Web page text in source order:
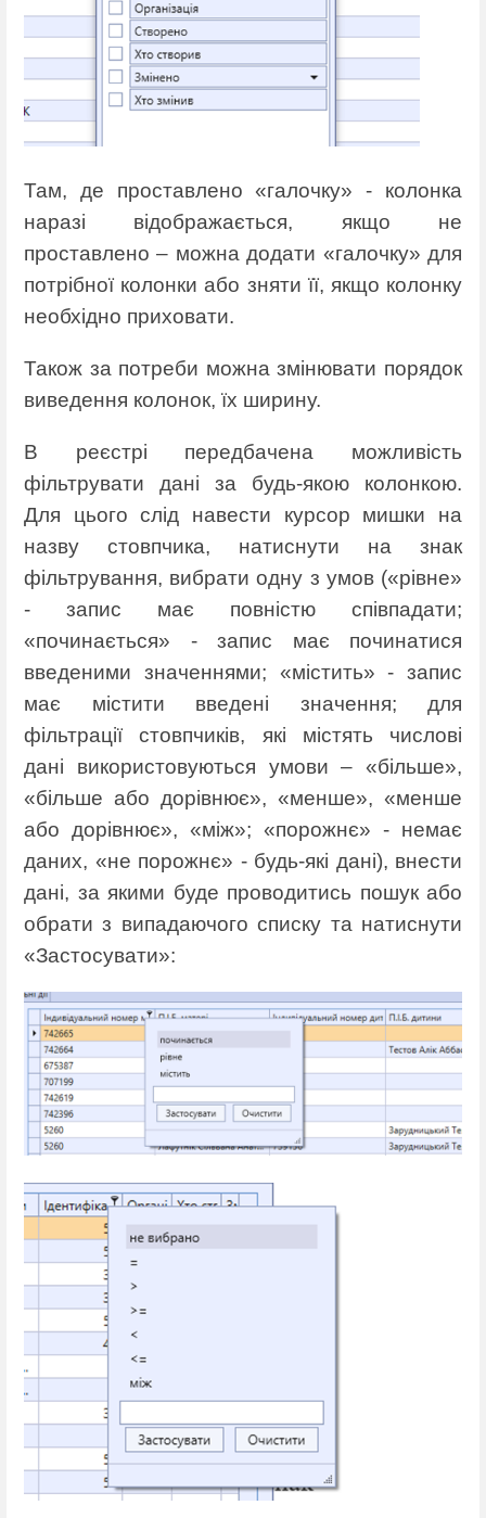
Там, де проставлено «галочку» - колонка
наразі відображається, якщо не
проставлено – можна додати «галочку» для
потрібної колонки або зняти її, якщо колонку
необхідно приховати.
Також за потреби можна змінювати порядок
виведення колонок, їх ширину.
В реєстрі передбачена можливість
фільтрувати дані за будь-якою колонкою.
Для цього слід навести курсор мишки на
назву стовпчика, натиснути на знак
фільтрування, вибрати одну з умов («рівне»
- запис має повністю співпадати;
«починається» - запис має починатися
введеними значеннями; «містить» - запис
має містити введені значення; для
фільтрації стовпчиків, які містять числові
дані використовуються умови – «більше»,
«більше або дорівнює», «менше», «менше
або дорівнює», «між»; «порожнє» - немає
даних, «не порожнє» - будь-які дані), внести
дані, за якими буде проводитись пошук або
обрати з випадаючого списку та натиснути
«Застосувати»: